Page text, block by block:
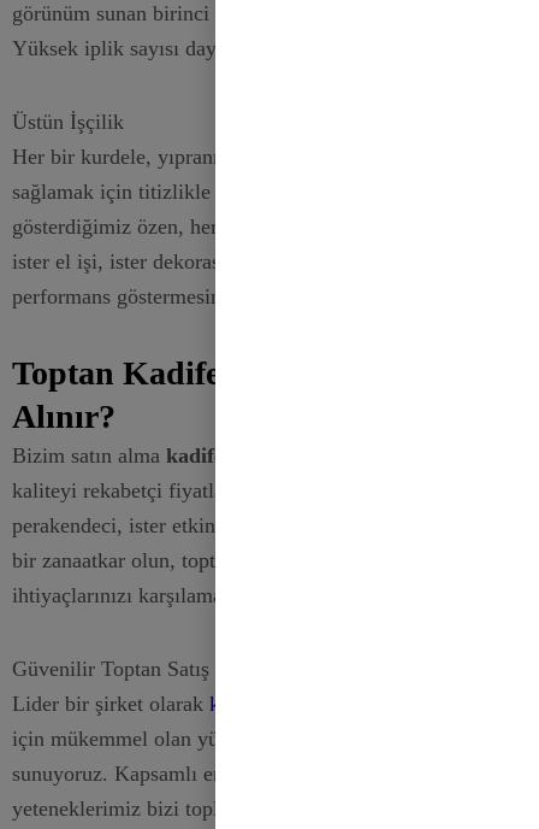
görünüm sunan birinci sınıf kadife kumaştan yapılmıştır.
Yüksek iplik sayısı dayanıklılık ve tutarlı bir doku sağlar.
Üstün İşçilik
Her bir kurdele, yıpranmayı önlemek ve kusursuz kenarlar
sağlamak için titizlikle hazırlanmıştır. Detaylara
gösterdiğimiz özen, her bir kurdelenin ister ambalajlama,
ister el işi, ister dekorasyon için kullanılsın güvenilir bir
performans göstermesini garanti eder.
Toptan Kadife Kurdeleler Nereden
Alınır?
Bizim satın alma kadife kurdeleler
kaliteyi rekabetçi fiyatlarla almanızı sağlar. İster
perakendeci, ister etkinlik planlayıcısı veya büyük ölçekli
bir zanaatkar olun, toptan satış seçeneklerimiz
ihtiyaçlarınızı karşılamak için tasarlanmıştır.
Güvenilir Toptan Satış Tedarikçisi
Lider bir şirket olarak kurdele fabri̇kasi
için mükemmel olan yüksek kaliteli kadife kurdeleler
sunuyoruz. Kapsamlı envanterimiz ve özelleştirme
yeteneklerimiz bizi toplu alımlar için ideal seçim haline